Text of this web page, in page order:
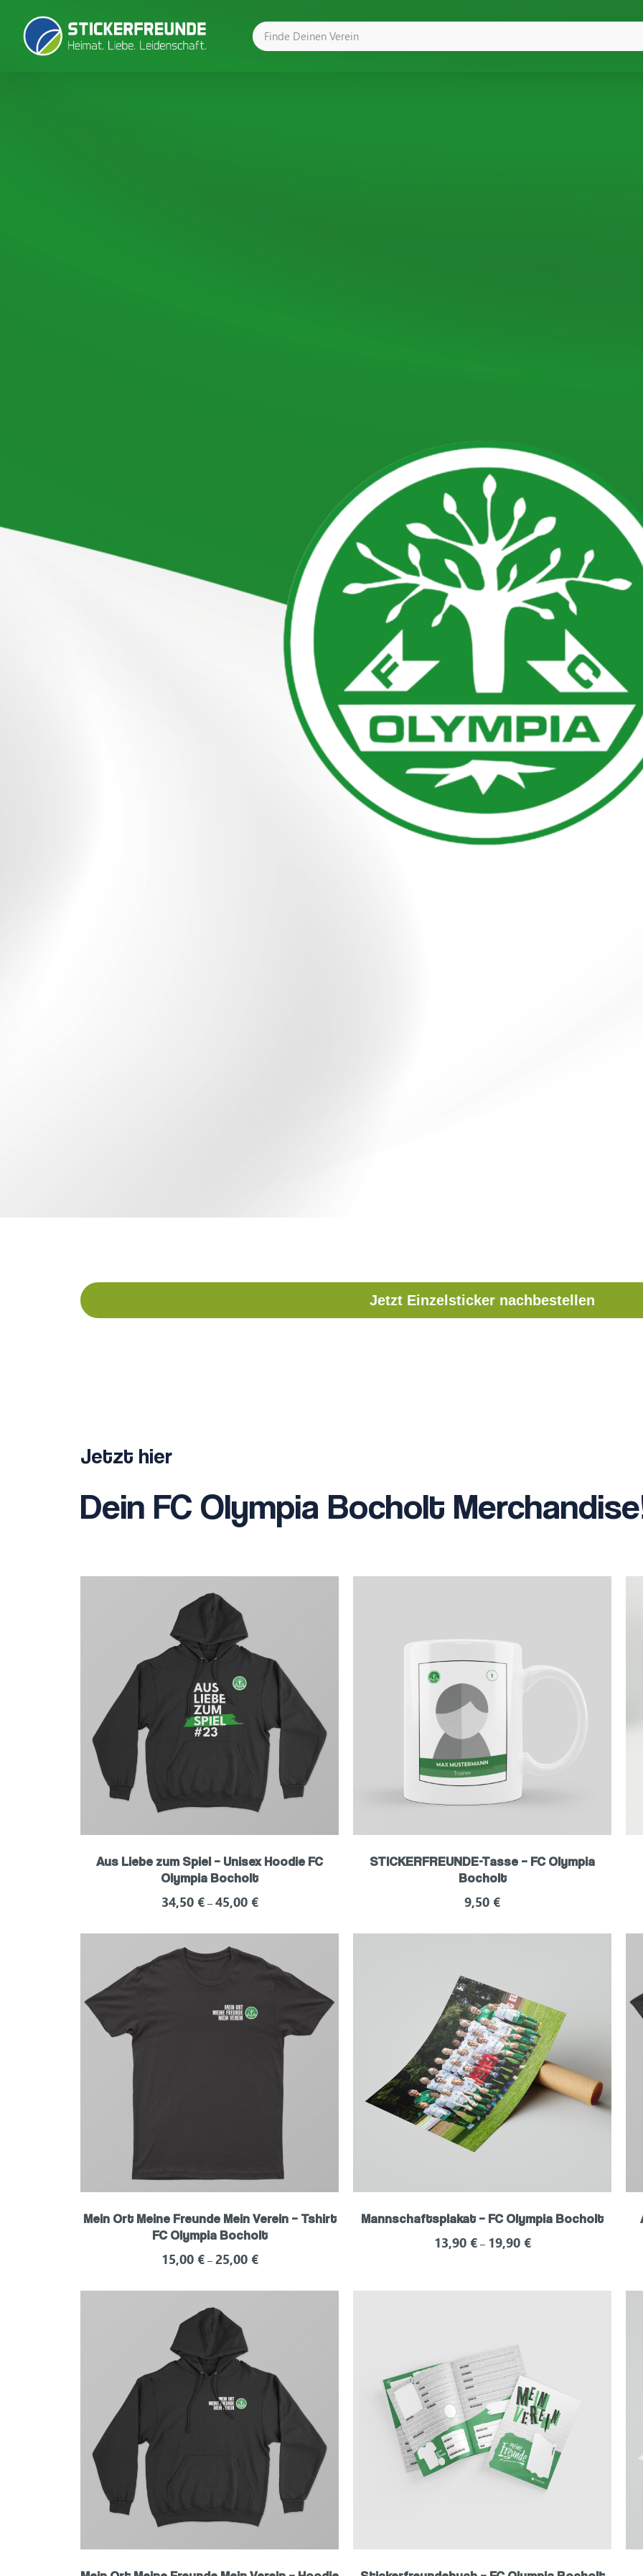
Jetzt Einzelsticker nachbestellen
Jetzt hier
Dein FC Olympia Bocholt
Aus Liebe zum Spiel – Unisex Hoodie FC
Olympia Bocholt
34,50 €– 45,00 €
STICKERFREUNDE-Tasse – FC Olympia
Bocholt
9,50 €
Mein Ort Meine Freunde Mein Verein – Tshirt
FC Olympia Bocholt
15,00 €– 25,00 €
Mannschaftsplakat – FC Olympia Bocholt
13,90 €– 19,90 €